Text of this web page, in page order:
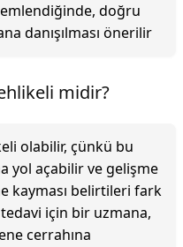
doğru
danışılması önerilir
midir?
olabilir, çünkü bu
yol açabilir ve gelişme
kayması belirtileri fark
için bir uzmana,
cerrahına